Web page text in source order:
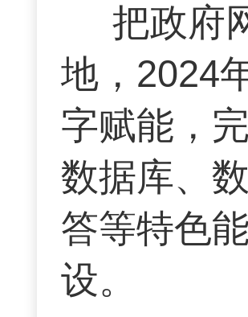
把政府
地，2024
字赋能，
数据库、
答等特色
设。